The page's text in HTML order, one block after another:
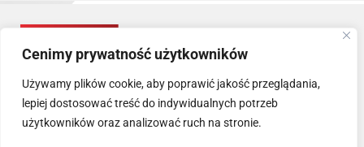
Cenimy prywatność użytkowników
Używamy plików cookie, aby poprawić jakość przeglądania,
lepiej dostosować treść do indywidualnych potrzeb
użytkowników oraz analizować ruch na stronie.